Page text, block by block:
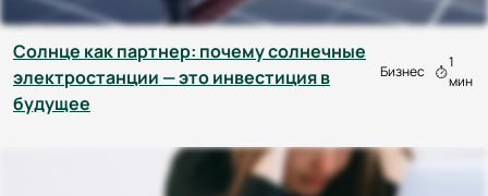
Солнце как партнер: почему солнечные
электростанции — это инвестиция в
будущее
Бизнес
1
мин